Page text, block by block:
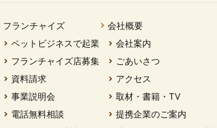
フランチャイズ
ペットビジネスで起業
フランチャイズ店募集
資料請求
事業説明会
電話無料相談
会社概要
会社案内
ごあいさつ
アクセス
取材・書籍・TV
提携企業のご案内